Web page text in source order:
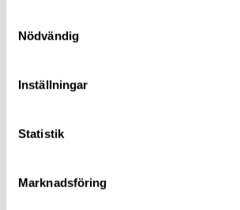
Nödvändig
Inställningar
Statistik
Marknadsföring
Kvinnohälsa
denna tid i ditt liv?